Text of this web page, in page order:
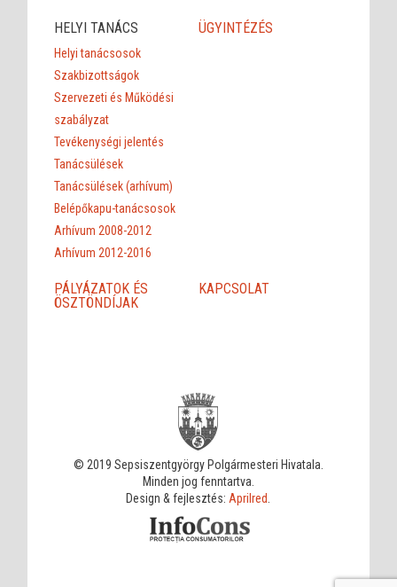
HELYI TANÁCS
Helyi tanácsosok
Szakbizottságok
Szervezeti és Működési
szabályzat
Tevékenységi jelentés
Tanácsülések
Tanácsülések (arhívum)
Belépőkapu-tanácsosok
Arhívum 2008-2012
Arhívum 2012-2016
ÜGYINTÉZÉS
PÁLYÁZATOK ÉS
ÖSZTÖNDÍJAK
KAPCSOLAT
© 2019 Sepsiszentgyörgy Polgármesteri Hivatala.
Minden jog fenntartva.
Design & fejlesztés: Aprilred